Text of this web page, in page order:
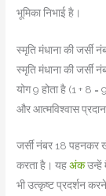
भूमिका निभाई है।
स्मृति मंधाना की जर्सी
स्मृति मंधाना की जर्सी
योग 9 होता है (1 + 8
और आत्मविश्वास
जर्सी नंबर 18 पहनकर
करता है। यहअंकउन्हें
भी उत्कृष्ट प्रदर्शन